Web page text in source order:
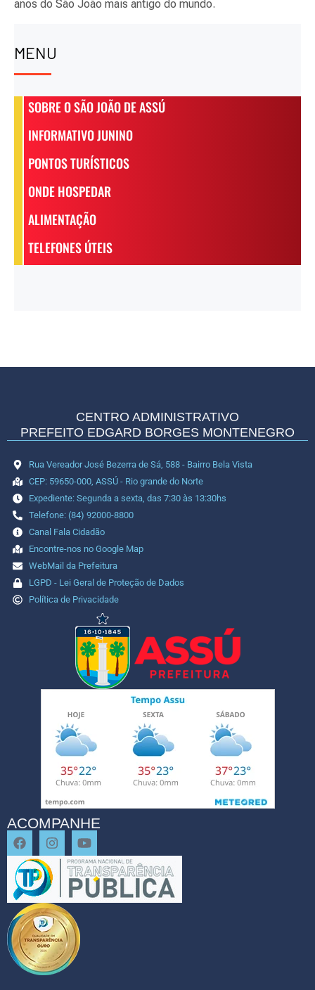
anos do São João mais antigo do mundo.
MENU
SOBRE O SÃO JOÃO DE ASSÚ
INFORMATIVO JUNINO
PONTOS TURÍSTICOS
ONDE HOSPEDAR
ALIMENTAÇÃO
TELEFONES ÚTEIS
CENTRO ADMINISTRATIVO
PREFEITO EDGARD BORGES MONTENEGRO
Rua Vereador José Bezerra de Sá, 588 - Bairro Bela Vista
CEP: 59650-000, ASSÚ - Rio grande do Norte
Expediente: Segunda a sexta, das 7:30 às 13:30hs
Telefone: (84) 92000-8800
Canal Fala Cidadão
Encontre-nos no Google Map
WebMail da Prefeitura
LGPD - Lei Geral de Proteção de Dados
Política de Privacidade
ACOMPANHE